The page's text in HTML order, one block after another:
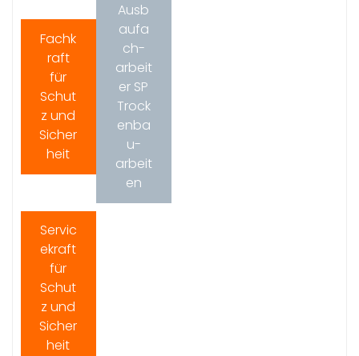
Fachk
raft
für
Schut
z und
Sicher
heit
Ausb
aufa
ch-
arbeit
er SP
Trock
enba
u-
arbeit
en
Servic
ekraft
für
Schut
z und
Sicher
heit